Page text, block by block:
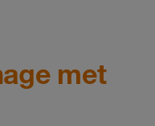
met